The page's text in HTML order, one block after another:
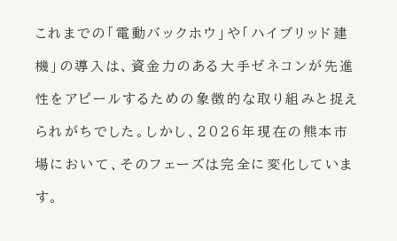
これまでの「電動バックホウ」や「ハイブリッド建
機」の導入は、資金力のある大手ゼネコンが先進
性をアピールするための象徴的な取り組みと捉え
られがちでした。しかし、2026年現在の熊本市
場において、そのフェーズは完全に変化していま
す。